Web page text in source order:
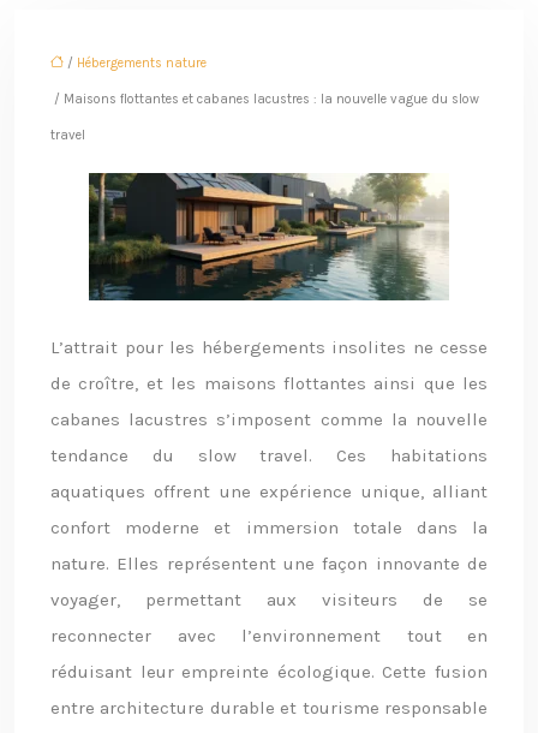
/ Hébergements nature
/ Maisons flottantes et cabanes lacustres : la nouvelle vague du slow
travel
L’attrait pour les hébergements insolites ne cesse
de croître, et les maisons flottantes ainsi que les
cabanes lacustres s’imposent comme la nouvelle
tendance du slow travel. Ces habitations
aquatiques offrent une expérience unique, alliant
confort moderne et immersion totale dans la
nature. Elles représentent une façon innovante de
voyager, permettant aux visiteurs de se
reconnecter avec l’environnement tout en
réduisant leur empreinte écologique. Cette fusion
entre architecture durable et tourisme responsable